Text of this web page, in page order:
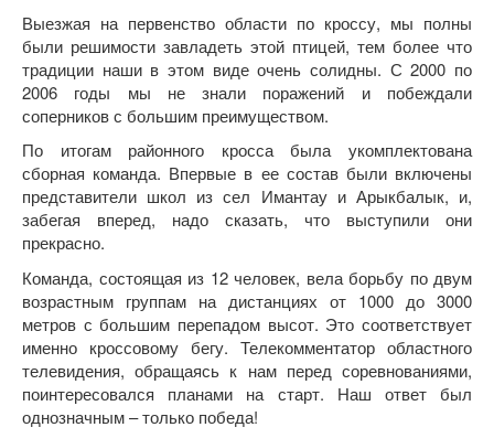
Выезжая на первенство области по кроссу, мы полны
были решимости завладеть этой птицей, тем более что
традиции наши в этом виде очень солидны. С 2000 по
2006 годы мы не знали поражений и побеждали
соперников с большим преимуществом.
По итогам районного кросса была укомплектована
сборная команда. Впервые в ее состав были включены
представители школ из сел Имантау и Арыкбалык, и,
забегая вперед, надо сказать, что выступили они
прекрасно.
Команда, состоящая из 12 человек, вела борьбу по двум
возрастным группам на дистанциях от 1000 до 3000
метров с большим перепадом высот. Это соответствует
именно кроссовому бегу. Телекомментатор областного
телевидения, обращаясь к нам перед соревнованиями,
поинтересовался планами на старт. Наш ответ был
однозначным – только победа!